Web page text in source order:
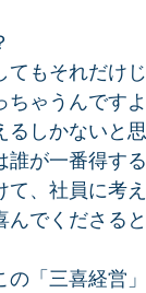
もそれだけ
ゃうんです
しかないと思
が一番得す
、社員に考
でくださる
「三喜経営